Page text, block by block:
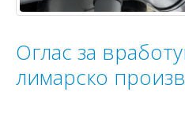
Оглас за
лимарско